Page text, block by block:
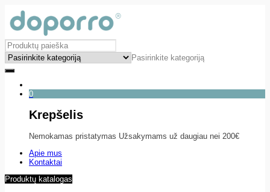
Pasirinkite kategoriją
0
Krepšelis
Nemokamas pristatymas Užsakymams už daugiau nei 200€
Apie mus
Kontaktai
Produktų katalogas